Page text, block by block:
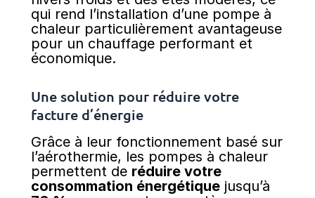
qui rend l’installation d’une pompe à
chaleur particulièrement avantageuse
pour un chauffage performant et
économique.
Une solution pour réduire votre
facture d’énergie
Grâce à leur fonctionnement basé sur
l’aérothermie, les pompes à chaleur
permettent de réduire votre
consommation énergétique jusqu’à